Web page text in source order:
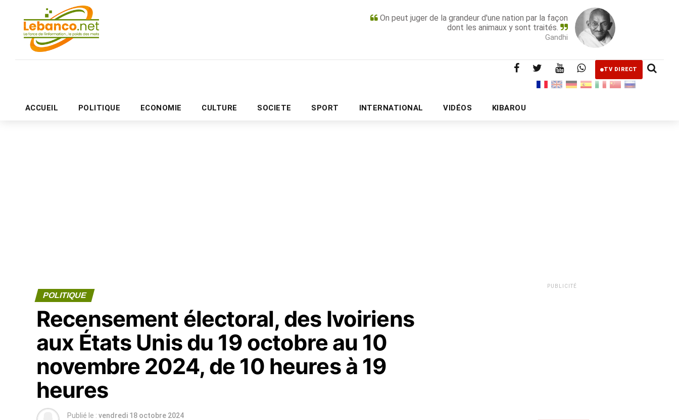
On peut juger de la grandeur d'une nation par la façon
dont les animaux y sont traités.
Gandhi
TV DIRECT
ACCUEIL POLITIQUE ECONOMIE CULTURE SOCIETE SPORT INTERNATIONAL VIDÉOS KIBAROU
PUBLICITÉ
POLITIQUE
Recensement électoral, des Ivoiriens
aux États Unis du 19 octobre au 10
novembre 2024, de 10 heures à 19
heures
Publié le : vendredi 18 octobre 2024
PUBLICITÉ